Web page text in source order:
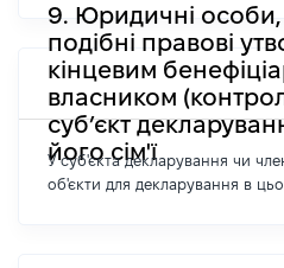
9. Юридичні особи,
подібні правові
кінцевим
власником
суб’єкт
його сім'ї
У суб'єкта декларування чи
об'єкти для декларування в